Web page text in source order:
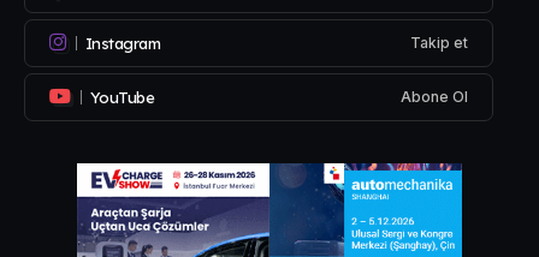
Instagram Takip et
YouTube Abone Ol